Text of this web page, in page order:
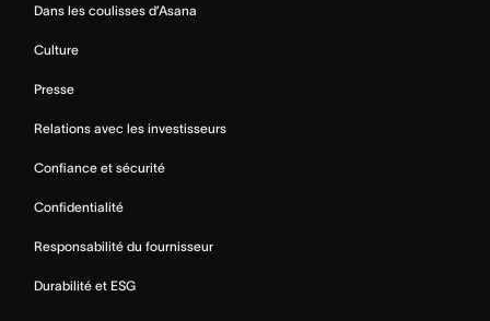
Dans les coulisses d’Asana
Culture
Presse
Relations avec les investisseurs
Confiance et sécurité
Confidentialité
Responsabilité du fournisseur
Durabilité et ESG